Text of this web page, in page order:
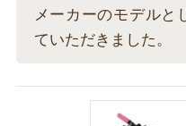
メーカーのモデルと
ていただきました。